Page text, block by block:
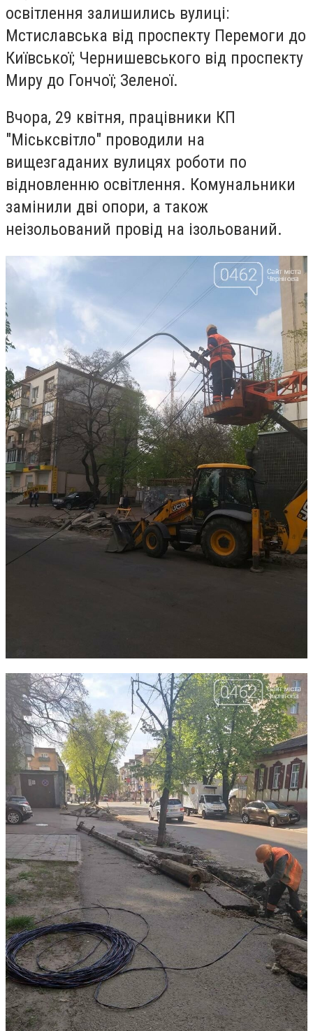
освітлення залишились вулиці:
Мстиславська від проспекту Перемоги до
Київської; Чернишевського від проспекту
Миру до Гончої; Зеленої.
Вчора, 29 квітня, працівники КП
"Міськсвітло" проводили на
вищезгаданих вулицях роботи по
відновленню освітлення. Комунальники
замінили дві опори, а також
неізольований провід на ізольований.